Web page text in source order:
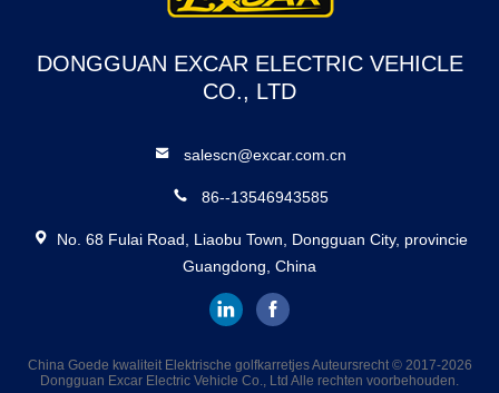
DONGGUAN EXCAR ELECTRIC VEHICLE
CO., LTD
salescn@excar.com.cn
86--13546943585
No. 68 Fulai Road, Liaobu Town, Dongguan City, provincie
Guangdong, China
China Goede kwaliteit Elektrische golfkarretjes Auteursrecht © 2017-2026
Dongguan Excar Electric Vehicle Co., Ltd Alle rechten voorbehouden.